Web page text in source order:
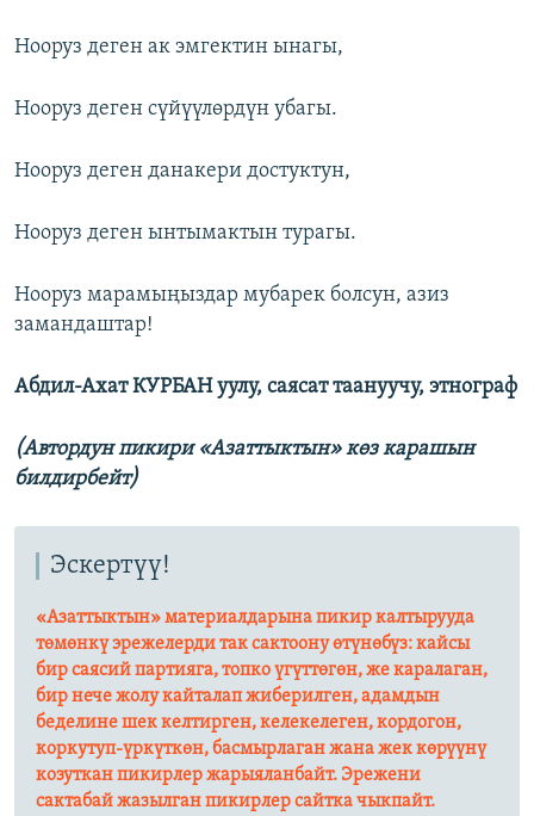
Нооруз деген ак эмгектин ынагы,
Нооруз деген сүйүүлөрдүн убагы.
Нооруз деген данакери достуктун,
Нооруз деген ынтымактын турагы.
Нооруз марамыңыздар мубарек болсун, азиз
замандаштар!
Абдил-Ахат КУРБАН уулу, саясат таануучу, этнограф
(Автордун пикири «Азаттыктын» көз карашын
билдирбейт)
Эскертүү!
«Азаттыктын» материалдарына пикир калтырууда
төмөнкү эрежелерди так сактоону өтүнөбүз: кайсы
бир саясий партияга, топко үгүттөгөн, же каралаган,
бир нече жолу кайталап жиберилген, адамдын
беделине шек келтирген, келекелеген, кордогон,
коркутуп-үркүткөн, басмырлаган жана жек көрүүнү
козуткан пикирлер жарыяланбайт. Эрежени
сактабай жазылган пикирлер сайтка чыкпайт.